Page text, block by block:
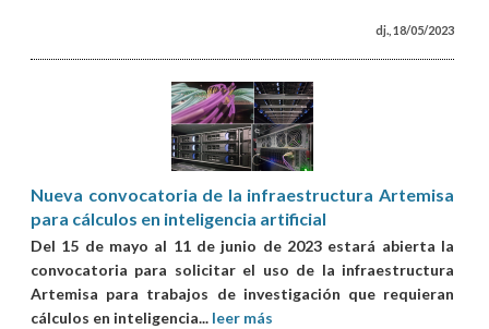
dj., 18/05/2023
Nueva convocatoria de la infraestructura Artemisa
para cálculos en inteligencia artificial
Del 15 de mayo al 11 de junio de 2023 estará abierta la
convocatoria para solicitar el uso de la infraestructura
Artemisa para trabajos de investigación que requieran
cálculos en inteligencia... leer más